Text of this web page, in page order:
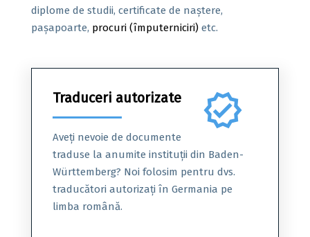
diplome de studii, certificate de naștere,
pașapoarte, procuri (împuterniciri) etc.
verified
Traduceri autorizate
Aveți nevoie de documente
traduse la anumite instituții din Baden-
Württemberg? Noi folosim pentru dvs.
traducători autorizați în Germania pe
limba română.